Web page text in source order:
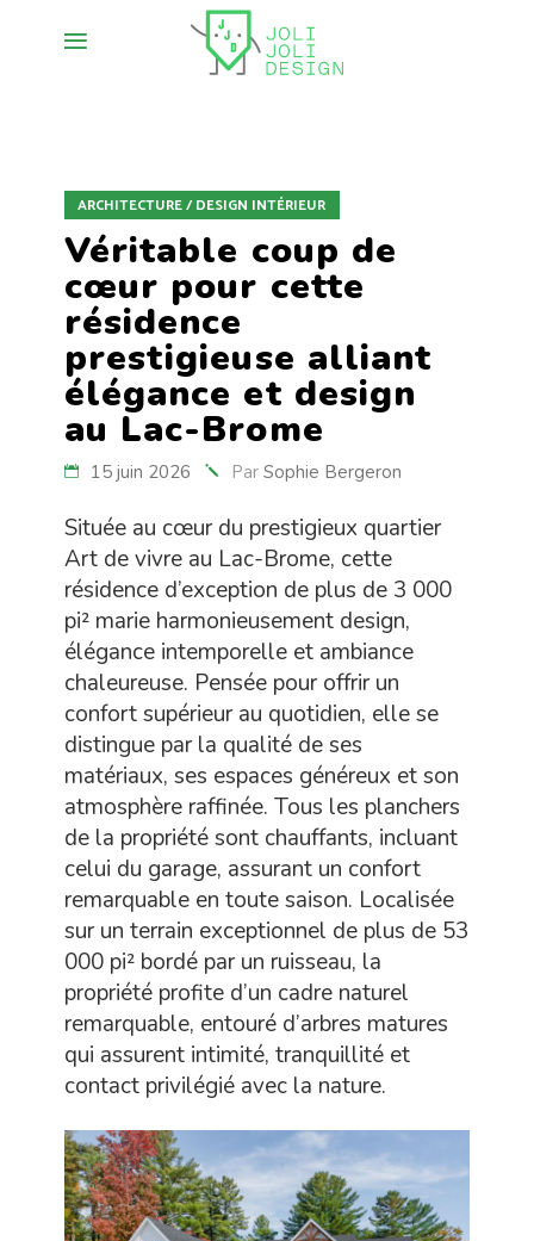
ARCHITECTURE / DESIGN INTÉRIEUR
Véritable coup de
cœur pour cette
résidence
prestigieuse alliant
élégance et design
au Lac-Brome
15 juin 2026 Par Sophie Bergeron
Située au cœur du prestigieux quartier
Art de vivre au Lac-Brome, cette
résidence d’exception de plus de 3 000
pi² marie harmonieusement design,
élégance intemporelle et ambiance
chaleureuse. Pensée pour offrir un
confort supérieur au quotidien, elle se
distingue par la qualité de ses
matériaux, ses espaces généreux et son
atmosphère raffinée. Tous les planchers
de la propriété sont chauffants, incluant
celui du garage, assurant un confort
remarquable en toute saison. Localisée
sur un terrain exceptionnel de plus de 53
000 pi² bordé par un ruisseau, la
propriété profite d’un cadre naturel
remarquable, entouré d’arbres matures
qui assurent intimité, tranquillité et
contact privilégié avec la nature.